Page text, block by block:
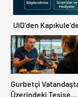
UID’den
Gurbetçi
Üzerindeki Tesise